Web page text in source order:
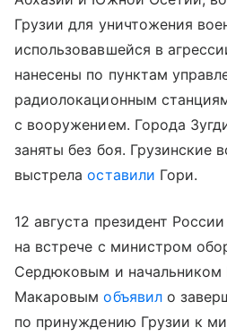
Грузии для уничтожения
использовавшейся в
нанесены по пунктам
радиолокационным
с вооружением. Города
заняты без боя. Грузинские
выстрелаоставили Гори.
12 августа президент
на встрече с министром
Сердюковым и начальником
Макаровымобъявило
по принуждению Грузии к